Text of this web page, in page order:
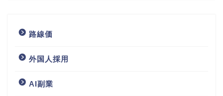
路線価
外国人採用
AI副業